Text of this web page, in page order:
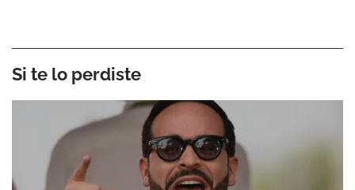
Si te lo perdiste